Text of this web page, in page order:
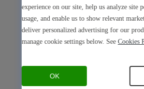
Open Safe ShoppingSafe Shopping
Open Avira Browser SafetyAvira
PCMac
Confidentialité en ligne
Open Password Manager
Password
Android
Open Avira Secure Browser
Avira
experience on our site, help us analyze site
usage, and enable us to show relevant
deliver personalized advertising for our
manage cookie settings below. See Cookies
OK